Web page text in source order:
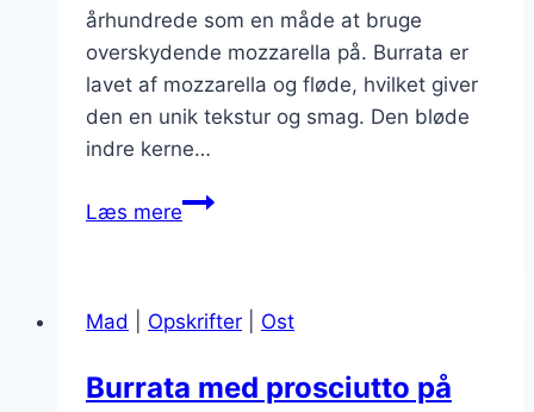
århundrede som en måde at bruge
overskydende mozzarella på. Burrata er
lavet af mozzarella og fløde, hvilket giver
den en unik tekstur og smag. Den bløde
indre kerne…
Læs mereBurrata
friske
Mad Opskrifter Ost
Burrata med prosciutto på